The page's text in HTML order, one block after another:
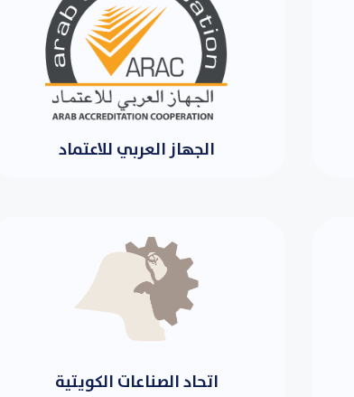
الجهاز العربي للاعتماد
اتحاد الصناعات الكويتية